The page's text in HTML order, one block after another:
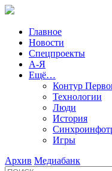
Главное
Новости
Спецпроекты
А-Я
Ещё…
Контур
Технологии
Люди
История
Игры
Архив Медиабанк